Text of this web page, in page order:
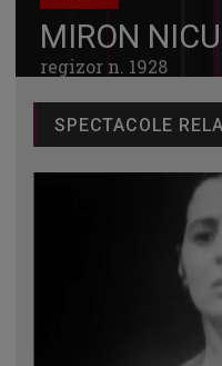
MIRON
regizor n. 1928
SPECTACOLE